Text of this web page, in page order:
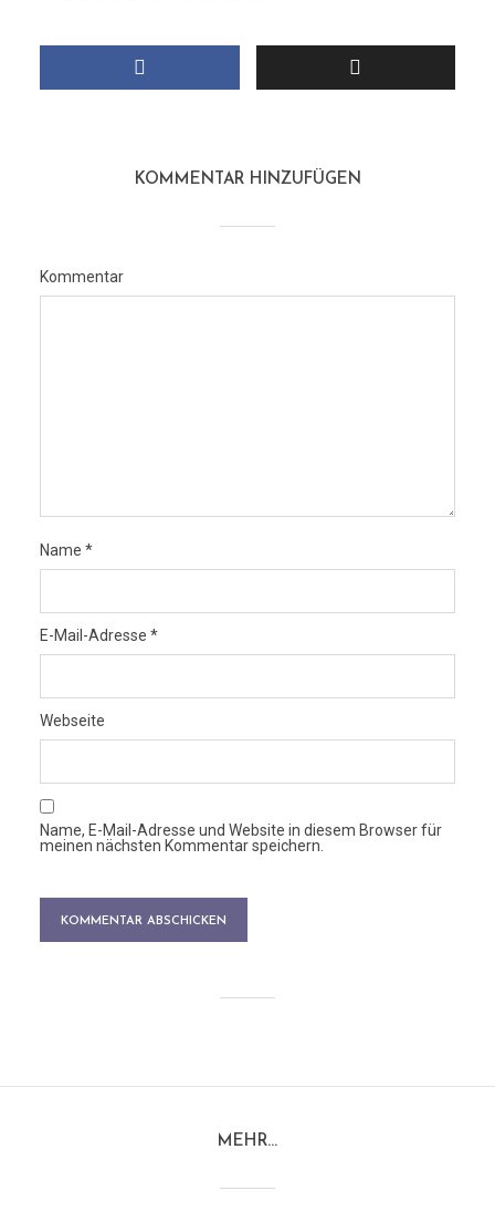
KOMMENTAR HINZUFÜGEN
Kommentar
Name *
E-Mail-Adresse *
Webseite
Name, E-Mail-Adresse und Website in diesem Browser für
meinen nächsten Kommentar speichern.
MEHR…